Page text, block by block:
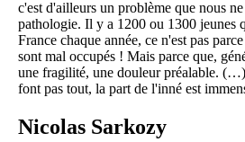
c'est d'ailleurs un problème que nous
pathologie. Il y a 1200 ou 1300 jeunes
France chaque année, ce n'est pas
sont mal occupés ! Mais parce que,
une fragilité, une douleur préalable.
font pas tout, la part de l'inné est
Nicolas Sarkozy